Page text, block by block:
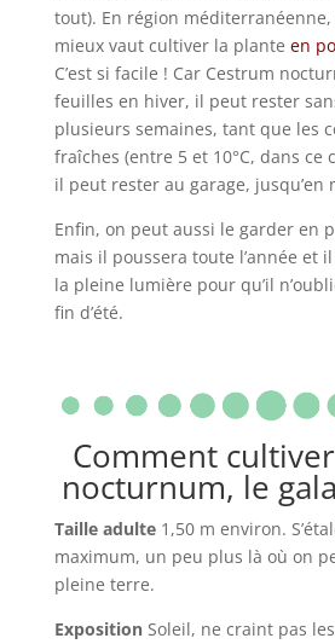
tout). En région
mieux vaut cultiver la plante en
C’est si facile ! Car Cestrum
feuilles en hiver, il peut rester
plusieurs semaines, tant que les
fraîches (entre 5 et 10°C, dans ce
il peut rester au garage, jusqu’en
Enfin, on peut aussi le garder en
mais il poussera toute l’année et
la pleine lumière pour qu’il
fin d’été.
Comment
nocturnum, le
Taille adulte 1,50 m environ.
maximum, un peu plus là où on
pleine terre.
ExpositionSoleil, ne craint pas